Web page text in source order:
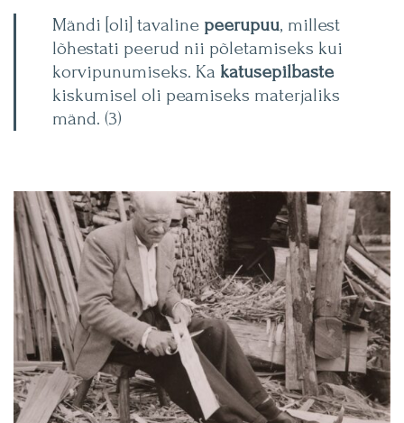
Mändi [oli] tavaline peerupuu, millest
lõhestati peerud nii põletamiseks kui
korvipunumiseks. Ka katusepilbaste
kiskumisel oli peamiseks materjaliks
mänd. (3)